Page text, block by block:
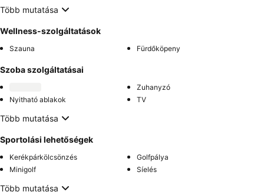
Több mutatása
Wellness-szolgáltatások
Szauna Fürdőköpeny
Szoba szolgáltatásai
Zuhanyzó
Nyitható ablakok
TV
Több mutatása
Sportolási lehetőségek
Kerékpárkölcsönzés
Golfpálya
Minigolf
Síelés
Több mutatása